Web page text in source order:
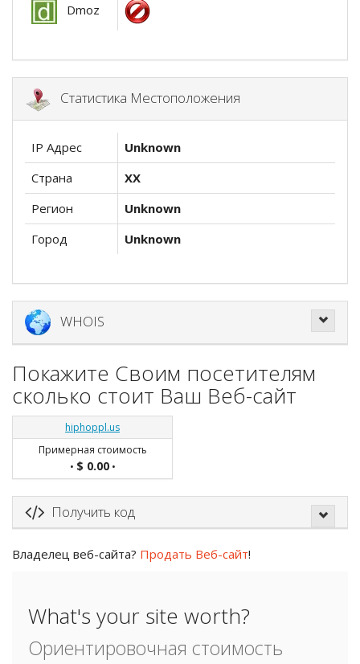
Dmoz
Статистика Местоположения
IP Адрес
Unknown
Страна
XX
Регион
Unknown
Город
Unknown
WHOIS
Покажите Своим посетителям
сколько стоит Ваш Веб-сайт
hiphoppl.us
Примерная стоимость
• $ 0.00•
Получить код
Владелец веб-сайта? Продать Веб-сайт!
What's your site worth?
Ориентировочная стоимость